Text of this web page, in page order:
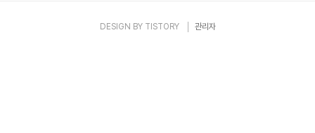
DESIGN BY TISTORY 관리자